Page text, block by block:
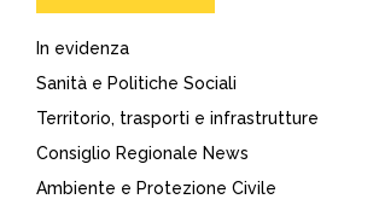
In evidenza
Sanità e Politiche Sociali
Territorio, trasporti e infrastrutture
Consiglio Regionale News
Ambiente e Protezione Civile